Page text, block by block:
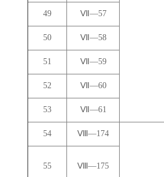
49 Ⅶ—57
50 Ⅶ—58
51 Ⅶ—59
52 Ⅶ—60
53 Ⅶ—61
54 Ⅷ—174
55 Ⅷ—175